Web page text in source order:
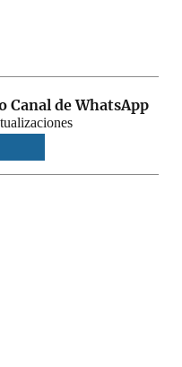
Canal de WhatsApp